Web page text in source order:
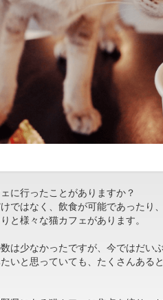
に行ったことがありますか？
ではなく、飲食が可能であった
と様々な猫カフェがあります。
は少なかったですが、今ではだい
いと思っていても、たくさんある